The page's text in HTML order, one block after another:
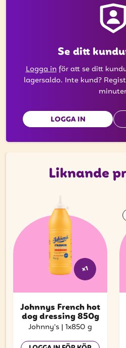
Se ditt
Logga inför att se ditt
lagersaldo. Inte kund?
LOGGA IN
Liknande
x1
Johnnys French hot
dog dressing 850g
Johnny's | 1x850 g